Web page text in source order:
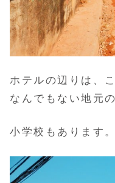
ホテルの辺りは、
なんでもない地元
小学校もあります。